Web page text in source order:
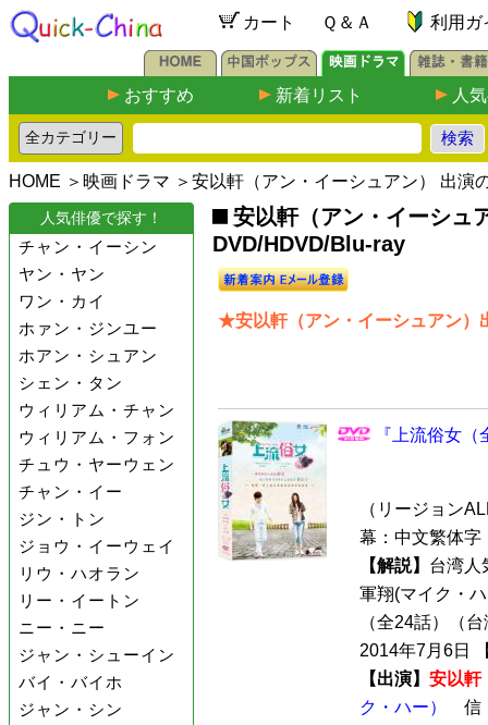
カート Ｑ＆Ａ 利用ガ
おすすめ 新着リスト 人
HOME ＞ 映画ドラマ ＞安以軒（アン・イーシュアン） 出演
人気俳優で探す！
チャン・イーシン
ヤン・ヤン
ワン・カイ
ホァン・ジンユー
ホアン・シュアン
シェン・タン
ウィリアム・チャン
ウィリアム・フォン
チュウ・ヤーウェン
チャン・イー
ジン・トン
ジョウ・イーウェイ
リウ・ハオラン
リー・イートン
ニー・ニー
ジャン・シューイン
バイ・バイホ
ジャン・シン
安以軒（アン・イーシュ
DVD/HDVD/Blu-ray
★安以軒（アン・イーシュアン）
『上流俗女
（リージョン
幕：中文繁体字
【解説】 台湾人
軍翔(マイク・
（全24話）（
2014年7月6日
【出演】 安以軒
ク・ハー）